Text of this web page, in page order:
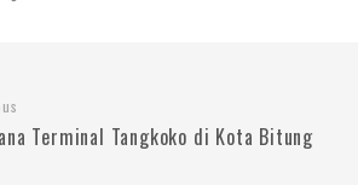
Terminal Tangkoko di Kota Bitung